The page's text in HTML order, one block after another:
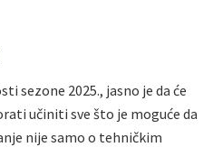
sezone 2025., jasno je da će
učiniti sve što je moguće da
nije samo o tehničkim